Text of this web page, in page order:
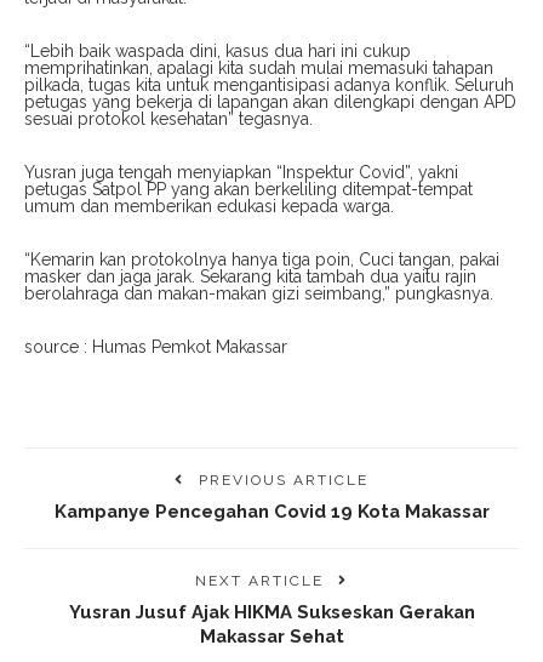
“Lebih baik waspada dini, kasus dua hari ini cukup
memprihatinkan, apalagi kita sudah mulai memasuki tahapan
pilkada, tugas kita untuk mengantisipasi adanya konflik. Seluruh
petugas yang bekerja di lapangan akan dilengkapi dengan APD
sesuai protokol kesehatan” tegasnya.
Yusran juga tengah menyiapkan “Inspektur Covid”, yakni
petugas Satpol PP yang akan berkeliling ditempat-tempat
umum dan memberikan edukasi kepada warga.
“Kemarin kan protokolnya hanya tiga poin, Cuci tangan, pakai
masker dan jaga jarak. Sekarang kita tambah dua yaitu rajin
berolahraga dan makan-makan gizi seimbang,” pungkasnya.
source : Humas Pemkot Makassar
PREVIOUS ARTICLE
Kampanye Pencegahan Covid 19 Kota Makassar
NEXT ARTICLE
Yusran Jusuf Ajak HIKMA Sukseskan Gerakan
Makassar Sehat